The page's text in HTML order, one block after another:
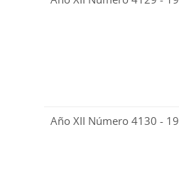
Año XII Número 4130 -